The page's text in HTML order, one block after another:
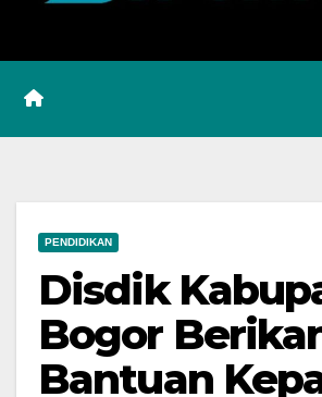
PENDIDIKAN
Disdik
Bogor
Bantuan